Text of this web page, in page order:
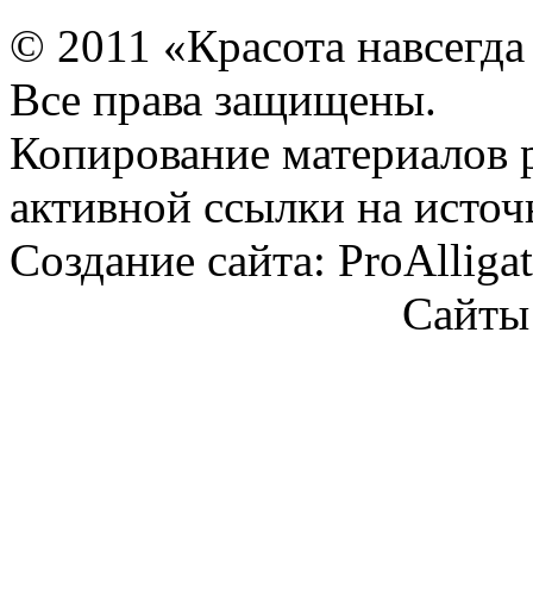
© 2011 «Красота
Все права защищены.
Копирование материалов
активной ссылки на
Создание сайта: